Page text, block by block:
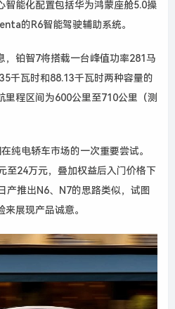
智能化配置包括华为鸿蒙座舱5.0操
的R6智能驾驶辅助系统。
，铂智7将搭载一台峰值功率281马
千瓦时和88.13千瓦时两种容量的
里程区间 为600公里至710公里（测
纯电轿车市场的一次重要尝试。
至24万元，叠加权益后入门价格下
产推出N6、N7的思路类似，试图
展现产品诚意。